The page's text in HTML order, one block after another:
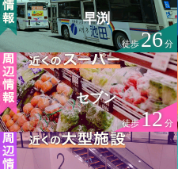
早渕
徒歩26分
セブン
徒歩12分